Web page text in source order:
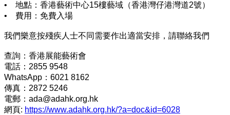
• 地點：香港藝術中心15樓藝域（香港灣仔港灣道2號）
• 費用：免費入場
我們樂意按殘疾人士不同需要作出適當安排，請聯絡我們
查詢 ： 香港展能藝術會
電話：2855 9548
WhatsApp：6021 8162
傳真：2872 5246
電郵：ada@adahk.org.hk
網頁: https://www.adahk.org.hk/?a=doc&id=6028